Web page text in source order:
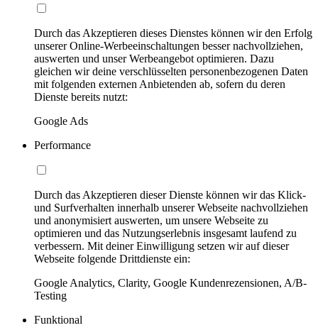
Durch das Akzeptieren dieses Dienstes können wir den Erfolg
unserer Online-Werbeeinschaltungen besser nachvollziehen,
auswerten und unser Werbeangebot optimieren. Dazu
gleichen wir deine verschlüsselten personenbezogenen Daten
mit folgenden externen Anbietenden ab, sofern du deren
Dienste bereits nutzt:
Google Ads
Performance
Durch das Akzeptieren dieser Dienste können wir das Klick-
und Surfverhalten innerhalb unserer Webseite nachvollziehen
und anonymisiert auswerten, um unsere Webseite zu
optimieren und das Nutzungserlebnis insgesamt laufend zu
verbessern. Mit deiner Einwilligung setzen wir auf dieser
Webseite folgende Drittdienste ein:
Google Analytics, Clarity, Google Kundenrezensionen, A/B-
Testing
Funktional